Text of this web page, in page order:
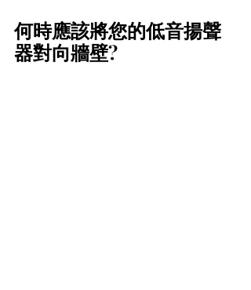
何時應該將您的低音揚聲
器對向牆壁?